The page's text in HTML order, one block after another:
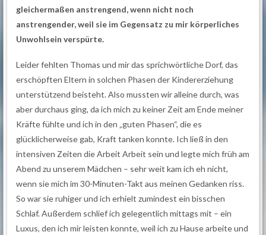
gleichermaßen anstrengend, wenn nicht noch
anstrengender, weil sie im Gegensatz zu mir körperliches
Unwohlsein verspürte.
Leider fehlten Thomas und mir das sprichwörtliche Dorf, das
erschöpften Eltern in solchen Phasen der Kindererziehung
unterstützend beisteht. Also mussten wir alleine durch, was
aber durchaus ging, da ich mich zu keiner Zeit am Ende meiner
Kräfte fühlte und ich in den „guten Phasen“, die es
glücklicherweise gab, Kraft tanken konnte. Ich ließ in den
intensiven Zeiten die Arbeit Arbeit sein und legte mich früh am
Abend zu unserem Mädchen – sehr weit kam ich eh nicht,
wenn sie mich im 30-Minuten-Takt aus meinen Gedanken riss.
So war sie ruhiger und ich erhielt zumindest ein bisschen
Schlaf. Außerdem schlief ich gelegentlich mittags mit – ein
Luxus, den ich mir leisten konnte, weil ich zu Hause arbeite und